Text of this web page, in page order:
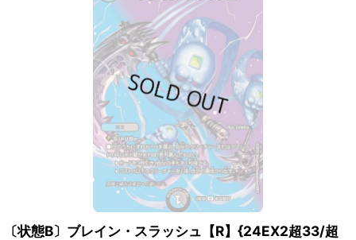
〔状態B〕ブレイン・スラッシュ【R】{24EX2超33/超